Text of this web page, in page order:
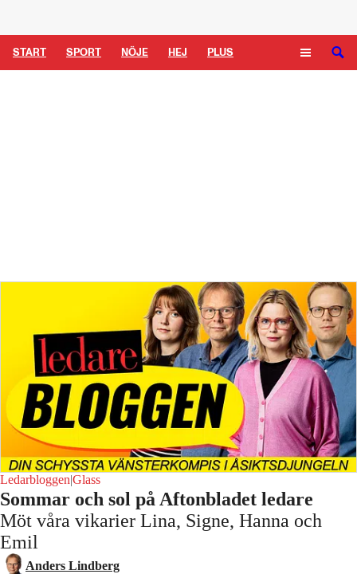
START SPORT NÖJE HEJ PLUS
Ledarbloggen|Glass
Sommar och sol på Aftonbladet ledare
Möt våra vikarier Lina, Signe, Hanna och
Emil
Anders Lindberg